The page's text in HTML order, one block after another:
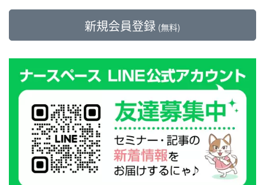
新規会員登録 (無料)